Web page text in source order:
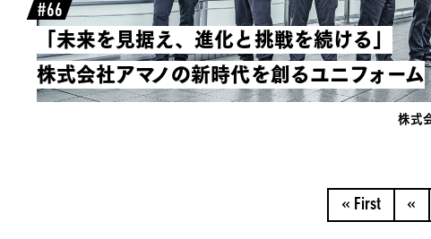
#66
「未来を見据え、進化と挑戦を続ける」
株式会社アマノの新時代を創るユニフォーム
株式
« First «